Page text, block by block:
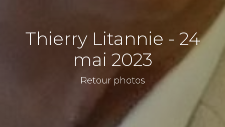
Thierry Litannie - 24
mai 2023
Retour photos